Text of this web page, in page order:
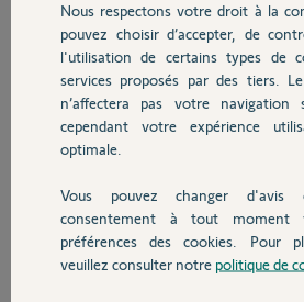
Nous respectons votre droit à la
pouvez choisir d’accepter, de
l'utilisation de certains types de
services proposés par des tiers.
n’affectera pas votre
cependant votre expérience
optimale.
Vous pouvez changer
consentement à tout
préférences des cookies. Pour
veuillez consulter notre politique de